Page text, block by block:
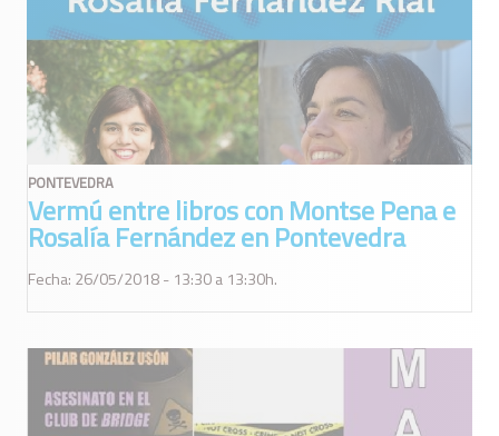
PONTEVEDRA
Vermú entre libros con Montse Pena e
Rosalía Fernández en Pontevedra
Fecha: 26/05/2018 - 13:30 a 13:30h.